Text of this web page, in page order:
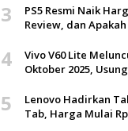
3
PS5 Resmi Naik
Review, dan
4
Vivo V60 Lite
Oktober 2025,
5
Lenovo Hadirkan
Tab, Harga Mulai